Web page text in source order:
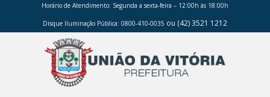
Horário de Atendimento: Segunda a sexta-feira – 12:00h às 18:00h
Disque Iluminação Pública: 0800-410-0035 ou (42) 3521 1212